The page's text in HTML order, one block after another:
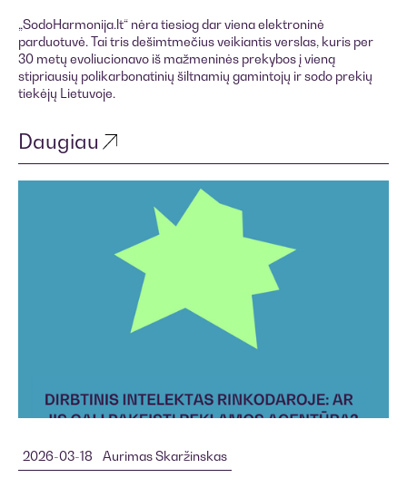
„SodoHarmonija.lt“ nėra tiesiog dar viena elektroninė
parduotuvė. Tai tris dešimtmečius veikiantis verslas, kuris per
30 metų evoliucionavo iš mažmeninės prekybos į vieną
stipriausių polikarbonatinių šiltnamių gamintojų ir sodo prekių
tiekėjų Lietuvoje.
Daugiau
2026-03-18 Aurimas Skaržinskas